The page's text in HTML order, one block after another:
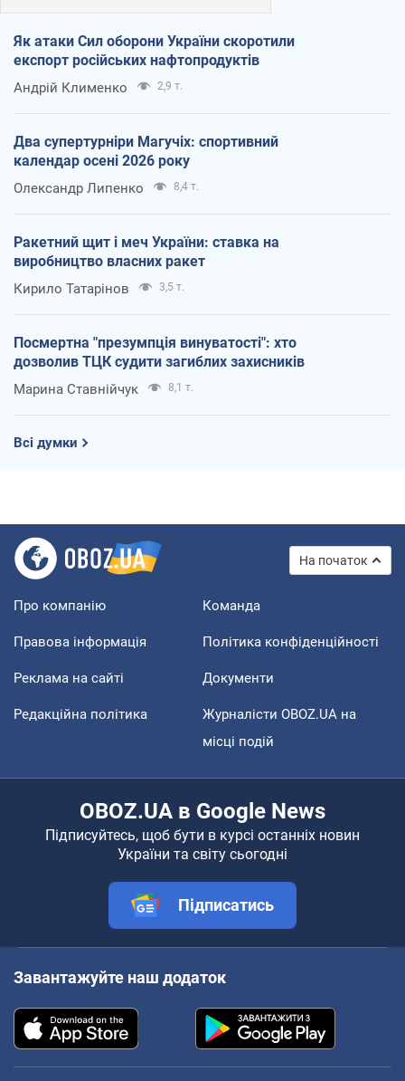
Як атаки Сил оборони України скоротили
експорт російських нафтопродуктів
Андрій Клименко 2,9 т.
Два супертурніри Магучіх: спортивний
календар осені 2026 року
Олександр Липенко 8,4 т.
Ракетний щит і меч України: ставка на
виробництво власних ракет
Кирило Татарінов 3,5 т.
Посмертна "презумпція винуватості": хто
дозволив ТЦК судити загиблих захисників
Марина Ставнійчук 8,1 т.
Всі думки
На початок
Про компанію Команда
Правова інформація Політика конфіденційності
Реклама на сайті Документи
Редакційна політика
Журналісти OBOZ.UA на
місці подій
OBOZ.UA в Google News
Підписуйтесь, щоб бути в курсі останніх новин
України та світу сьогодні
Підписатись
Завантажуйте наш додаток